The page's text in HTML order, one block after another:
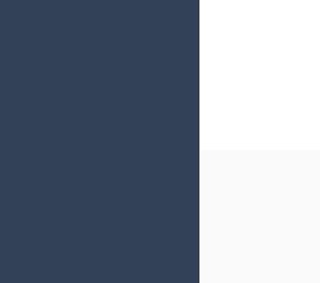
学生
す。
層特